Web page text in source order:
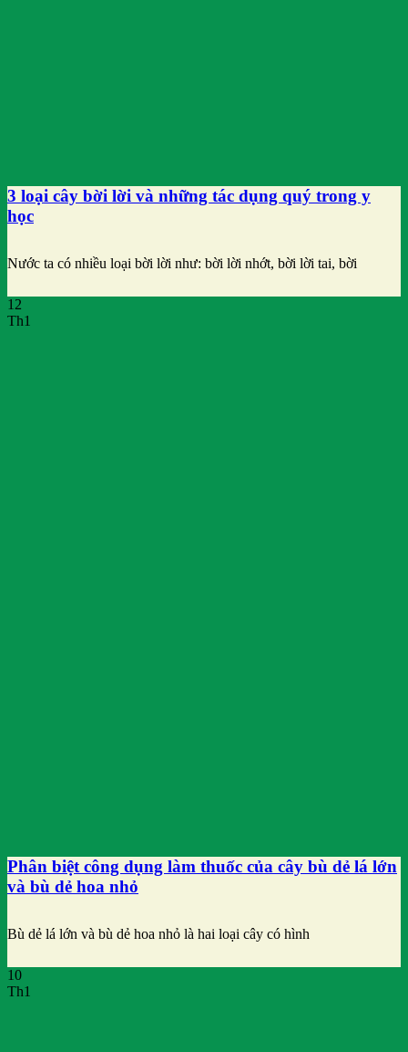
3 loại cây bời lời và những tác dụng quý trong y
học
Nước ta có nhiều loại bời lời như: bời lời nhớt, bời lời tai, bời
12
Th1
Phân biệt công dụng làm thuốc của cây bù dẻ lá lớn
và bù dẻ hoa nhỏ
Bù dẻ lá lớn và bù dẻ hoa nhỏ là hai loại cây có hình
10
Th1